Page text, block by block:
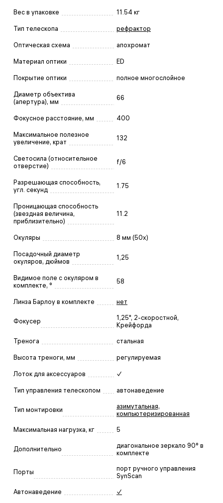
Вес в упаковке 11.54 кг
Тип телескопа рефрактор
Оптическая схема апохромат
Материал оптики ED
Покрытие оптики полное многослойное
Диаметр объектива
(апертура), мм
66
Фокусное расстояние, мм 400
Максимальное полезное
увеличение, крат
132
Светосила (относительное
отверстие)
f/6
Разрешающая способность,
угл. секунд
1.75
Проницающая способность
(звездная величина,
приблизительно)
11.2
Окуляры 8 мм (50х)
Посадочный диаметр
окуляров, дюймов
1,25
Видимое поле с окуляром в
комплекте, °
58
Линза Барлоу в комплекте нет
Фокусер
1,25", 2-скоростной,
Крейфорда
Тренога стальная
Высота треноги, мм регулируемая
Лоток для аксессуаров ✓
Тип управления телескопом автонаведение
Тип монтировки
азимутальная,
компьютеризированная
Максимальная нагрузка, кг 5
Дополнительно
диагональное зеркало 90° в
комплекте
Порты
порт ручного управления
SynScan
Автонаведение ✓